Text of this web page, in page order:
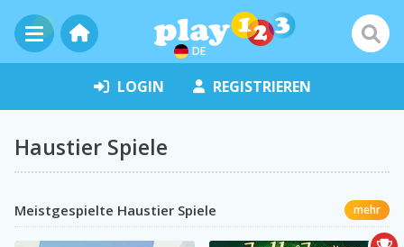
DE
LOGIN REGISTRIEREN
Haustier Spiele
Meistgespielte Haustier Spiele mehr